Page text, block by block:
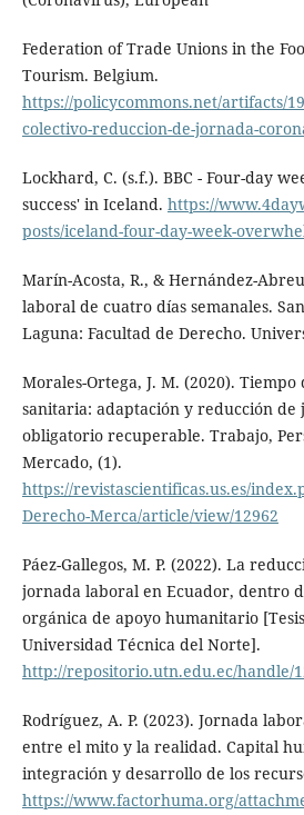
Federation of Trade Unions in the
Tourism. Belgium.
https://policycommons.net/artifacts/
colectivo-reduccion-de-jornada-
Lockhard, C. (s.f.). BBC - Four-day
success' in Iceland. https://
posts/iceland-four-day-week-
Marín-Acosta, R., & Hernández-
laboral de cuatro días semanales.
Laguna: Facultad de Derecho.
Morales-Ortega, J. M. (2020).
sanitaria: adaptación y reducción de
obligatorio recuperable. Trabajo,
Mercado, (1).
https://revistascientificas.us.es/
Derecho-Merca/article/view/12962
Páez-Gallegos, M. P. (2022). La
jornada laboral en Ecuador, dentro
orgánica de apoyo humanitario
Universidad Técnica del Norte].
http://repositorio.utn.edu.ec/handle/
Rodríguez, A. P. (2023). Jornada
entre el mito y la realidad. Capital
integración y desarrollo de los
https://www.factorhuma.org/